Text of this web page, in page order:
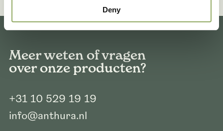
Deny
Meer weten of vragen
over onze producten?
+31 10 529 19 19
info@anthura.nl